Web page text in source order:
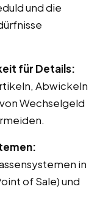
und die
für Details:
Abwickeln
Wechselgeld
in
of Sale) und